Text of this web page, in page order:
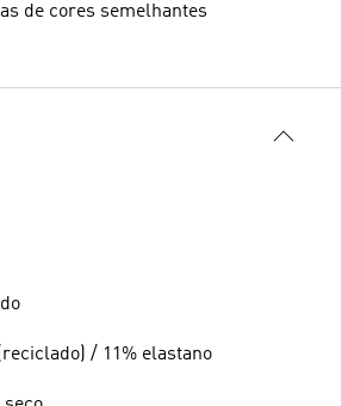
de cores semelhantes
/ 11% elastano